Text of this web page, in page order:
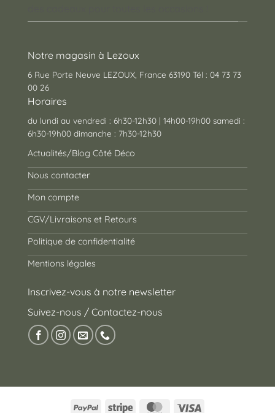
Notre magasin à Lezoux
6 Rue Porte Neuve LEZOUX, France 63190 Tél : 04 73 73
00 26
Horaires
du lundi au vendredi : 6h30-12h30 | 14h00-19h00 samedi :
6h30-19h00 dimanche : 7h30-12h30
Actualités/Blog Côté Déco
Nous contacter
Mon compte
CGV/Livraisons et Retours
Politique de confidentialité
Mentions légales
Inscrivez-vous à notre newsletter
Suivez-nous / Contactez-nous
PayPal Stripe MasterCard
Visa